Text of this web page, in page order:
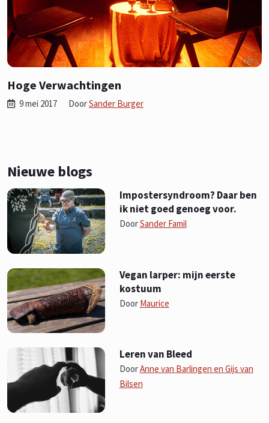
Hoge Verwachtingen
9 mei 2017 DoorSander Burger
Nieuwe blogs
Impostersyndroom? Daar ben
ik niet goed genoeg voor.
DoorSander Famil
Vegan larper: mijn eerste
kostuum
Door Maurice
Leren van Bleed
DoorAnne van Barlingen en Gijs van
Bilsen